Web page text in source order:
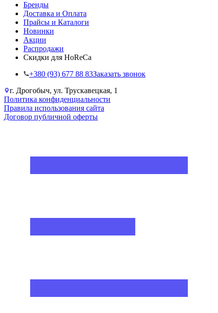
Бренды
Доставка и Оплата
Прайсы и Каталоги
Новинки
Акции
Распродажи
Скидки для HoReCa
+38‎0 (93) 677 88 83Заказать звонок
г. Дрогобыч, ул. Трускавецкая, 1
Политика конфиденциальности
Правила использования сайта
Договор публичной оферты